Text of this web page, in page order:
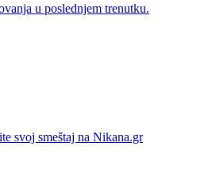
u poslednjem trenutku.
svoj smeštaj na Nikana.gr